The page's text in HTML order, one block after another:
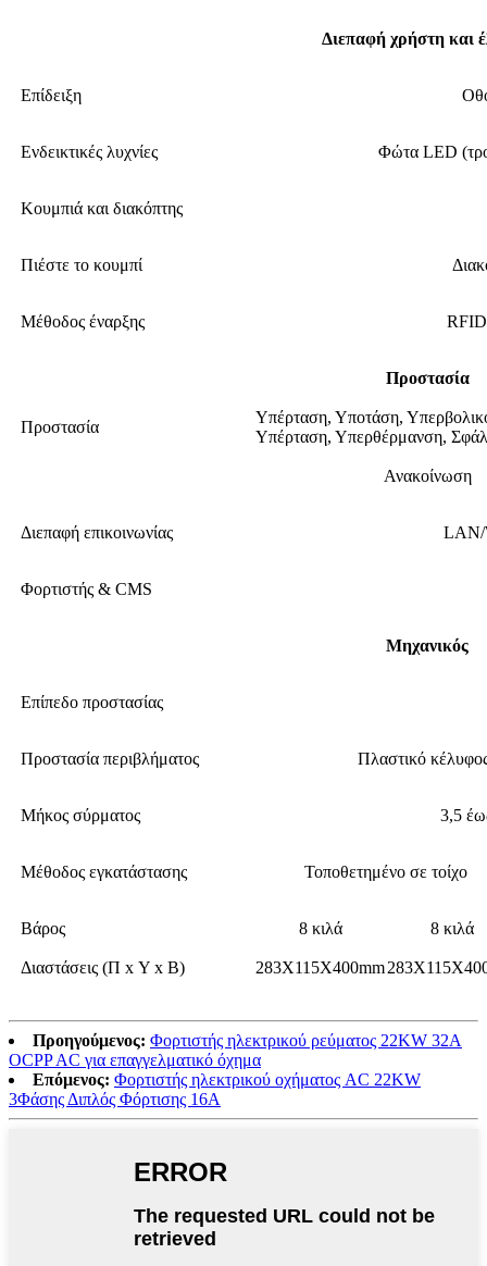
Διεπαφή χρήστη και
Επίδειξη
Ενδεικτικές λυχνίες Φώτα LED
Κουμπιά και διακόπτης
Πιέστε το κουμπί
Μέθοδος έναρξης
Προστασία
Προστασία
Υπέρταση, Υποτάση,
Υπέρταση, Υπερθέρμανση,
Ανακοίνωση
Διεπαφή επικοινωνίας LAN/
Φορτιστής & CMS
Μηχανικός
Επίπεδο προστασίας
Προστασία περιβλήματος Πλαστικό
Μήκος σύρματος 3,5
Μέθοδος εγκατάστασης Τοποθετημένο σε τοίχο
Βάρος 8 κιλά 8 κιλά
Διαστάσεις (Π x Υ x Β) 283X115X400mm
Προηγούμενος: Φορτιστής ηλεκτρικού ρεύματος 22KW 32A
OCPP AC για επαγγελματικό όχημα
Επόμενος: Φορτιστής ηλεκτρικού οχήματος AC 22KW
3Φάσης Διπλός Φόρτισης 16A